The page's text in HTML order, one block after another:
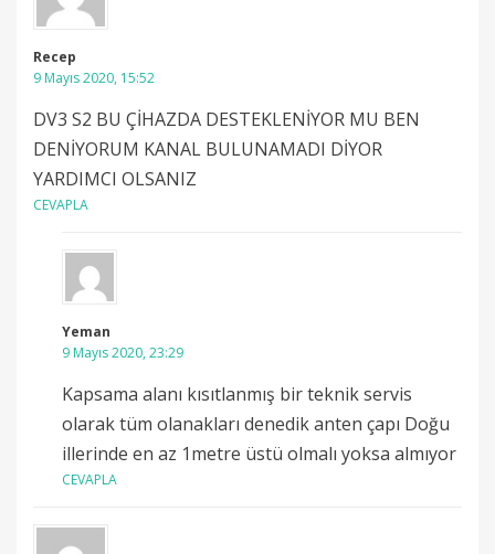
Recep
9 Mayıs 2020, 15:52
DV3 S2 BU ÇİHAZDA DESTEKLENİYOR MU BEN
DENİYORUM KANAL BULUNAMADI DİYOR
YARDIMCI OLSANIZ
CEVAPLA
Yeman
9 Mayıs 2020, 23:29
Kapsama alanı kısıtlanmış bir teknik servis
olarak tüm olanakları denedik anten çapı Doğu
illerinde en az 1metre üstü olmalı yoksa almıyor
CEVAPLA